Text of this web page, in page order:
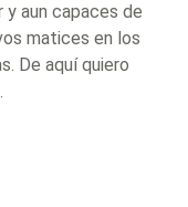
y aun capaces de
matices en los
De aquí quiero